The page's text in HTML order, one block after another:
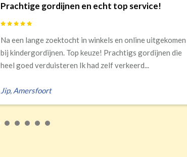
Prachtige gordijnen en echt top service!
Na een lange zoektocht in winkels en online uitgekomen
bij kindergordijnen. Top keuze! Prachtigs gordijnen die
heel goed verduisteren Ik had zelf verkeerd...
Jip, Amersfoort